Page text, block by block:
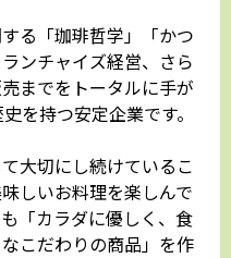
る「珈琲哲学」「かつ
ンチャイズ経営、さら
までをトータルに手が
を持つ安定企業です。
大切にし続けているこ
しいお料理を楽しんで
「カラダに優しく、食
こだわりの商品」を作